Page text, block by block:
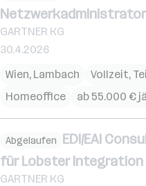
Netzwerkadministrator
GARTNER KG
30.4.2026
Wien, Lambach
Vollzeit,
Homeoffice
ab 55.000 €
Abgelaufen EDI/EAI
für Lobster Integration
GARTNER KG